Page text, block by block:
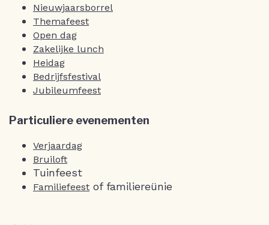
Nieuwjaarsborrel
Themafeest
Open dag
Zakelijke lunch
Heidag
Bedrijfsfestival
Jubileumfeest
Particuliere evenementen
Verjaardag
Bruiloft
Tuinfeest
Familiefeest of familiereünie